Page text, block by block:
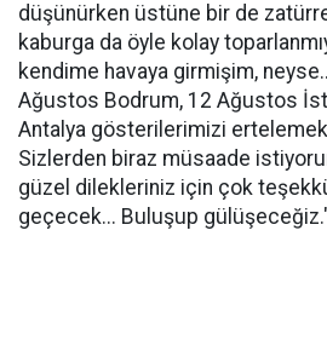
düşünürken üstüne bir de
kaburga da öyle kolay
kendime havaya girmişim,
Ağustos Bodrum, 12 Ağustos
Antalya gösterilerimizi ertelemek
Sizlerden biraz müsaade
güzel dilekleriniz için çok
geçecek... Buluşup